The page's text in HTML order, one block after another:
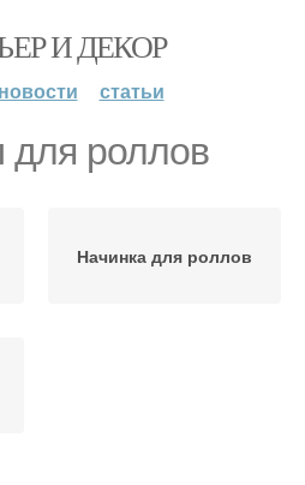
И ДЕКОР
новости статьи
для роллов
Начинка для роллов